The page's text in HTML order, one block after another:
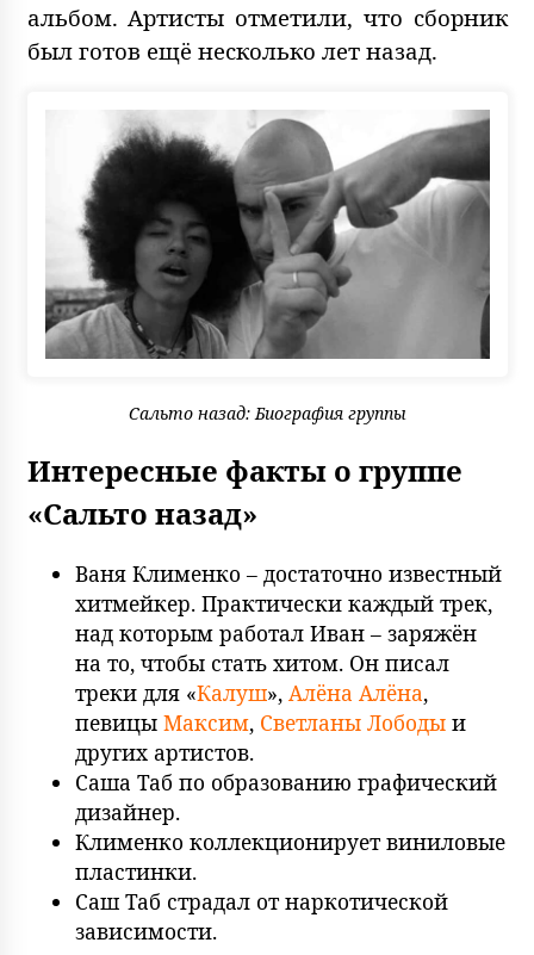
альбом. Артисты отметили, что сборник
был готов ещё несколько лет назад.
Сальто назад: Биография группы
Интересные факты о группе
«Сальто назад»
Ваня Клименко – достаточно известный
хитмейкер. Практически каждый трек,
над которым работал Иван – заряжён
на то, чтобы стать хитом. Он писал
треки для «Калуш», Алёна Алёна,
певицы Максим, Светланы Лободыи
других артистов.
Саша Таб по образованию графический
дизайнер.
Клименко коллекционирует виниловые
пластинки.
Саш Таб страдал от наркотической
зависимости.